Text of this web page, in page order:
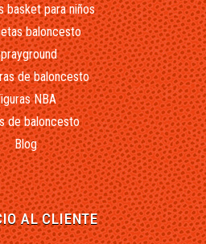
basket para niños
baloncesto
de baloncesto
NBA
de baloncesto
Blog
AL CLIENTE